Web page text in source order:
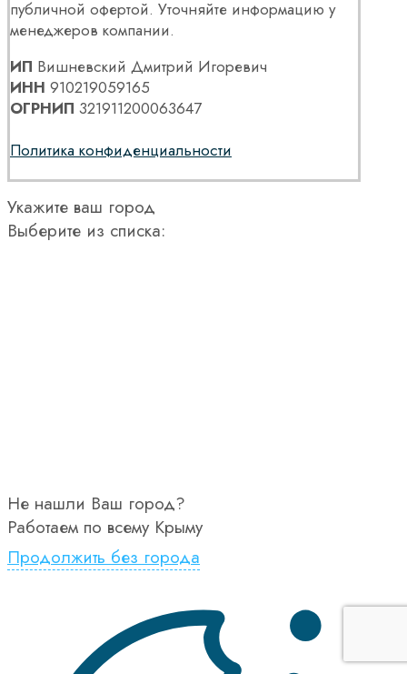
публичной офертой. Уточняйте информацию у
менеджеров компании.
ИП Вишневский Дмитрий Игоревич
ИНН 910219059165
ОГРНИП 321911200063647
Политика конфиденциальности
Укажите ваш город
Выберите из списка:
Не нашли Ваш город?
Работаем по всему Крыму
Продолжить без города